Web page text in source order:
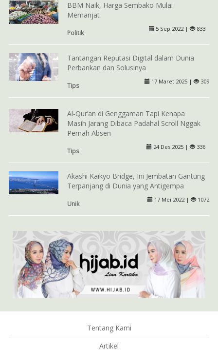
BBM Naik, Harga Sembako Mulai
Memanjat
Politik
5 Sep 2022 | 833
Tantangan Reputasi Digital dalam Dunia
Perbankan dan Solusinya
Tips
17 Maret 2025 | 309
Al-Qur’an di Genggaman Tapi Kenapa
Masih Jarang Dibaca Padahal Scroll Nggak
Pernah Absen
Tips
24 Des 2025 | 336
Akashi Kaikyo Bridge, Ini Jembatan Gantung
Terpanjang di Dunia yang Antigempa
Unik
17 Mei 2022 | 1072
Tentang Kami
Artikel